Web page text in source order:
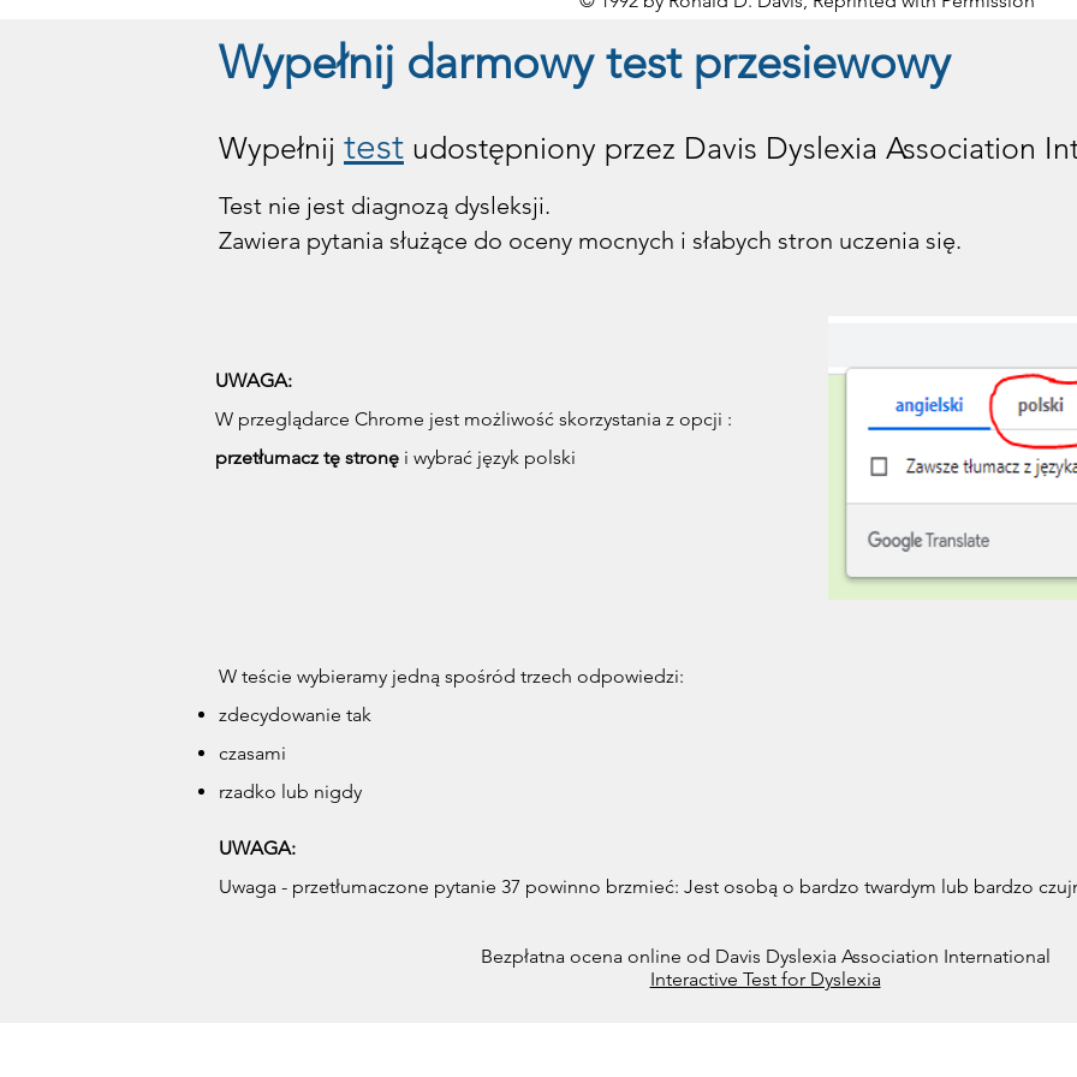
nocne poza odpowiedni wiek - może mieć niezwykle wysoką lub bardzo niską tolerancję na ból -
poczucie sprawiedliwości, jest wrażliwy emocjonalnie, dąży do perfekcji - popełniane błędy i
dysleksji bardzo się nasilają w sytuacji zagubienia / zmieszania, pod presją czasu, podczas stresu
Wypełnij test udostępniony przez Davis Dyslexia Association
Test nie jest diagnozą dysleksji.
Zawiera pytania służące do oceny mocnych i słabych stron uczenia się.
UWAGA:
W przeglądarce Chrome jest możliwość skorzystania z opcji :
przetłumacz tę stronę i wybrać język polski
W teście wybieramy jedną spośród trzech odpowiedzi:
zdecydowanie tak
czasami
rzadko lub nigdy
UWAGA:
Uwaga - przetłumaczone pytanie 37 powinno brzmieć: Jest osobą o bardzo twardym lub bardzo
Bezpłatna ocena online od Davis Dyslexia Association International
Interactive Test for Dyslexia
Wypełnij darmowy test przesiewowy